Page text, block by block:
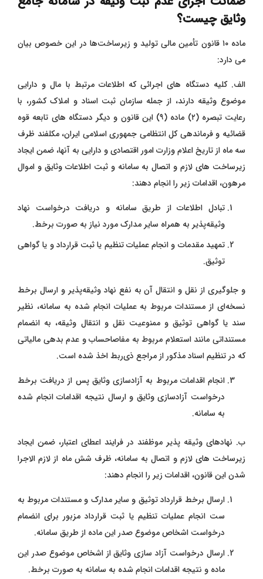
وثایق چیست؟
ماده ۱۰ قانون تأمین مالی تولید و زیرساخت‌ها در این خصوص بیان
می ‌دارد:
الف. کلیه دستگاه‌ های اجرائی که اطلاعات مرتبط با مال و دارایی
موضوع وثیقه دارند، از جمله سازمان ثبت اسناد و املاک کشور، با
رعایت تبصره (۲) ماده (۹) این قانون و دیگر دستگاه‌ های تابعه قوه
قضائیه و فرماندهی کل انتظامی جمهوری اسلامی ایران، مکلفند ظرف
سه ماه از تاریخ اعلام وزارت امور اقتصادی و دارایی به آنها، ضمن ایجاد
زیرساخت ‌های لازم و اتصال به سامانه و ثبت اطلاعات وثایق و اموال
مرهون، اقدامات زیر را انجام دهند:
تبادل اطلاعات از طریق سامانه و دریافت درخواست نهاد
وثیقه‌پذیر به همراه سایر مدارک مورد نیاز به صورت برخط.
تمهید مقدمات و انجام عملیات تنظیم یا ثبت قرارداد و یا گواهی
توثیق.
و جلوگیری از نقل و انتقال آن به نفع نهاد وثیقه‌پذیر و ارسال برخط
نسخه‌ای از مستندات مربوط به عملیات انجام شده به سامانه، نظیر
سند یا گواهی توثیق و ممنوعیت نقل و انتقال وثیقه، به انضمام
مستنداتی مانند استعلام مربوط به مفاصاحساب و عدم بدهی مالیاتی
که در تنظیم اسناد مذکور از مراجع ذی‌ربط اخذ شده است.
انجام اقدامات مربوط به آزادسازی وثایق پس از دریافت برخط
درخواست آزادسازی وثایق و ارسال نتیجه اقدامات انجام شده
به سامانه.
ب. نهادهای وثیقه‌ پذیر موظفند در فرایند اعطای اعتبار، ضمن ایجاد
زیرساخت‌ های لازم و اتصال به سامانه، ظرف شش ماه از لازم ‌الاجرا
شدن این قانون، اقدامات زیر را انجام دهند:
ارسال برخط قرارداد توثیق و سایر مدارک و مستندات مربوط به
ست انجام عملیات تنظیم یا ثبت قرارداد مزبور برای انضمام
درخواست اشخاص موضوع صدر این ماده از طریق سامانه.
ارسال درخواست آزاد سازی وثایق از اشخاص موضوع صدر این
ماده و نتیجه اقدامات انجام شده به سامانه به صورت برخط.